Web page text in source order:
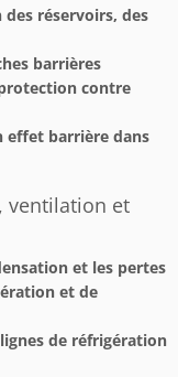
réservoirs, des
barrières
contre
barrière dans
ventilation et
et les pertes
et de
de réfrigération